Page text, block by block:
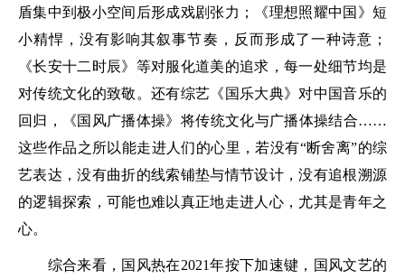
盾集中到极小空间后形成戏剧张力；《理想照耀中国》短
小精悍，没有影响其叙事节奏，反而形成了一种诗意；
《长安十二时辰》等对服化道美的追求，每一处细节均是
对传统文化的致敬。还有综艺《国乐大典》对中国音乐的
回归，《国风广播体操》将传统文化与广播体操结合……
这些作品之所以能走进人们的心里，若没有“断舍离”的综
艺表达，没有曲折的线索铺垫与情节设计，没有追根溯源
的逻辑探索，可能也难以真正地走进人心，尤其是青年之
心。
综合来看，国风热在2021年按下加速键，国风文艺的